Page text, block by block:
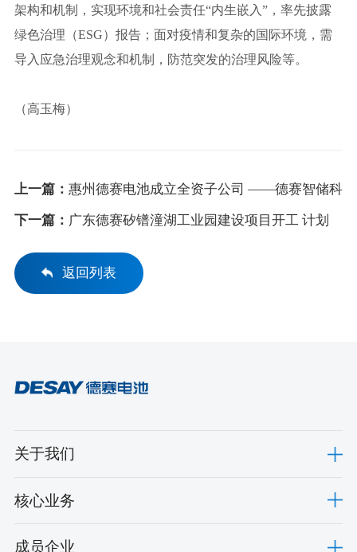
架构和机制，实现环境和社会责任“内生嵌入”，率先披露
绿色治理（ESG）报告；面对疫情和复杂的国际环境，需
导入应急治理观念和机制，防范突发的治理风险等。
（高玉梅）
上一篇： 惠州德赛电池成立全资子公司 ——德赛智储科
技有限公司
下一篇： 广东德赛矽镨潼湖工业园建设项目开工 计划
2024年建成投产
返回列表
关于我们
核心业务
成员企业